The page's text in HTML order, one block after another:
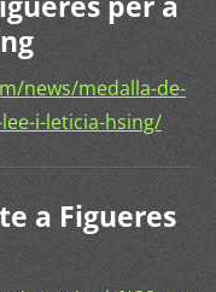
news/medalla-de-
i-leticia-hsing/
a Figueres